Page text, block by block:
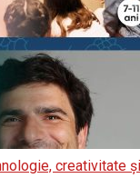
creativitate și